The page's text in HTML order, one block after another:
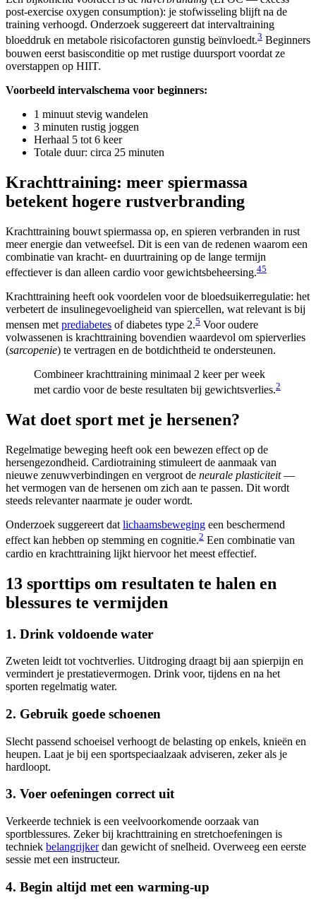
post-exercise oxygen consumption): je stofwisseling blijft na de
training verhoogd. Onderzoek suggereert dat intervaltraining
bloeddruk en metabole risicofactoren gunstig beïnvloedt.3 Beginners
bouwen eerst basisconditie op met rustige duursport voordat ze
overstappen op HIIT.
Voorbeeld intervalschema voor beginners:
1 minuut stevig wandelen
3 minuten rustig joggen
Herhaal 5 tot 6 keer
Totale duur: circa 25 minuten
Krachttraining: meer spiermassa
betekent hogere rustverbranding
Krachttraining bouwt spiermassa op, en spieren verbranden in rust
meer energie dan vetweefsel. Dit is een van de redenen waarom een
combinatie van kracht- en duurtraining op de lange termijn
effectiever is dan alleen cardio voor gewichtsbeheersing.45
Krachttraining heeft ook voordelen voor de bloedsuikerregulatie: het
verbetert de insulinegevoeligheid van spiercellen, wat relevant is bij
mensen met prediabetes of diabetes type 2.5 Voor oudere
volwassenen is krachttraining bovendien waardevol om spierverlies
(sarcopenie) te vertragen en de botdichtheid te ondersteunen.
Combineer krachttraining minimaal 2 keer per week
met cardio voor de beste resultaten bij gewichtsverlies.2
Wat doet sport met je hersenen?
Regelmatige beweging heeft ook een bewezen effect op de
hersengezondheid. Cardiotraining stimuleert de aanmaak van
nieuwe zenuwverbindingen en vergroot de neurale plasticiteit—
het vermogen van de hersenen om zich aan te passen. Dit wordt
steeds relevanter naarmate je ouder wordt.
Onderzoek suggereert dat lichaamsbeweging een beschermend
effect kan hebben op stemming en cognitie.2 Een combinatie van
cardio en krachttraining lijkt hiervoor het meest effectief.
13 sporttips om resultaten te halen en
blessures te vermijden
1. Drink voldoende water
Zweten leidt tot vochtverlies. Uitdroging draagt bij aan spierpijn en
vermindert je prestatievermogen. Drink voor, tijdens en na het
sporten regelmatig water.
2. Gebruik goede schoenen
Slecht passend schoeisel verhoogt de belasting op enkels, knieën en
heupen. Laat je bij een sportspeciaalzaak adviseren, zeker als je
hardloopt.
3. Voer oefeningen correct uit
Verkeerde techniek is een veelvoorkomende oorzaak van
sportblessures. Zeker bij krachttraining en stretchoefeningen is
techniek belangrijkerdan gewicht of snelheid. Overweeg een eerste
sessie met een instructeur.
4. Begin altijd met een warming-up